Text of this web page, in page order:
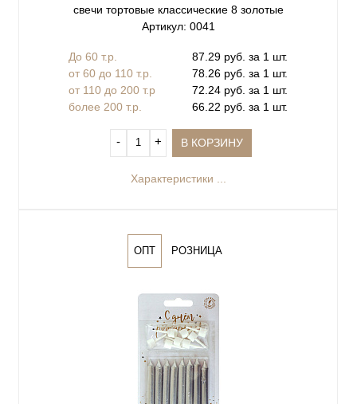
свечи тортовые классические 8 золотые
Артикул: 0041
До 60 т.р.
87.29 руб. за 1 шт.
от 60 до 110 т.р.
78.26 руб. за 1 шт.
от 110 до 200 т.р
72.24 руб. за 1 шт.
более 200 т.р.
66.22 руб. за 1 шт.
‐ + В КОРЗИНУ
Характеристики ...
ОПТ РОЗНИЦА